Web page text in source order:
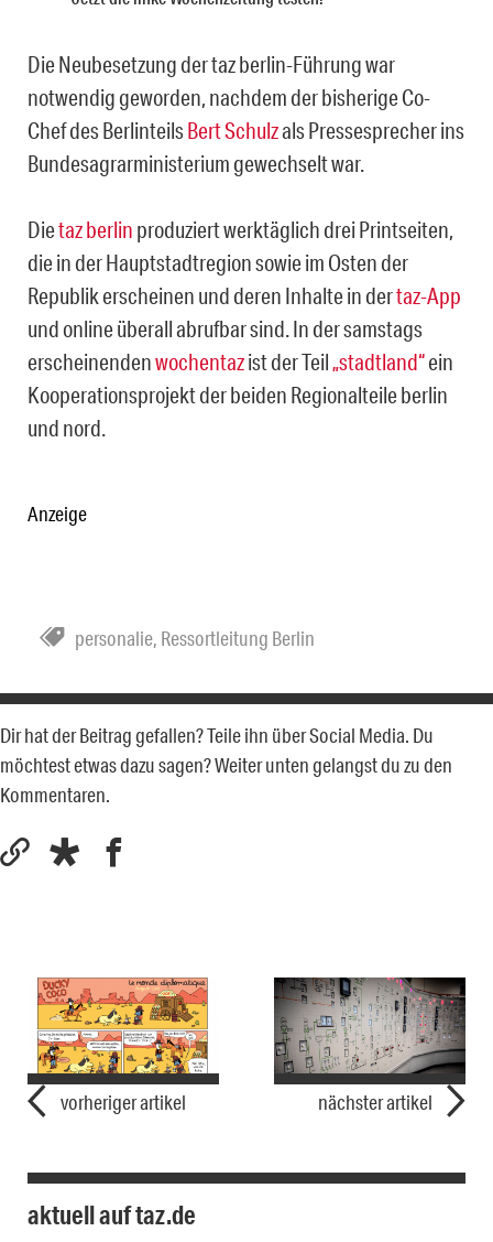
Die Neubesetzung der taz berlin-Führung war
notwendig geworden, nachdem der bisherige Co-
Chef des BerlinteilsBert Schulzals Pressesprecher ins
Bundesagrarministerium gewechselt war.
Dietaz berlin produziert werktäglich drei Printseiten,
die in der Hauptstadtregion sowie im Osten der
Republik erscheinen und deren Inhalte in dertaz-App
und online überall abrufbar sind. In der samstags
erscheinendenwochentazist der Teil„stadtland“ein
Kooperationsprojekt der beiden Regionalteile berlin
und nord.
Anzeige
personalie, Ressortleitung Berlin
Dir hat der Beitrag gefallen? Teile ihn über Social Media. Du
möchtest etwas dazu sagen? Weiter unten gelangst du zu den
Kommentaren.
vorheriger artikel nächster artikel
aktuell auf taz.de